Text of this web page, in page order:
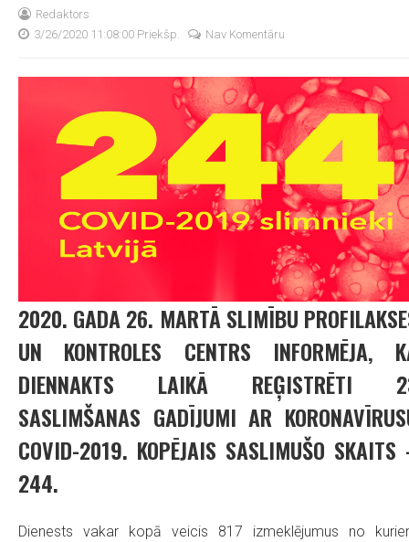
Redaktors
3/26/2020 11:08:00 Priekšp.
Nav Komentāru
2020. GADA 26. MARTĀ SLIMĪBU
UN KONTROLES CENTRS INFORMĒJA,
DIENNAKTS LAIKĀ REĢISTRĒTI
SASLIMŠANAS GADĪJUMI AR
COVID-2019. KOPĒJAIS SASLIMUŠO
244.
Dienests vakar kopā veicis 817 izmeklējumus no